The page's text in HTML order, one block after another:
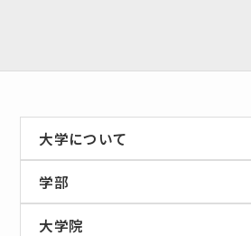
大学について
学部
大学院